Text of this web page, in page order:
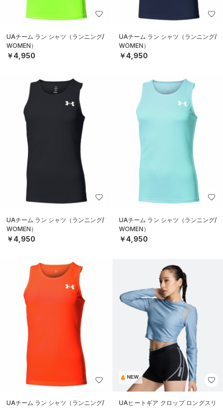
UAチーム ラン シャツ（ランニング/
WOMEN）
￥4,950
UAチーム ラン シャツ（ランニング/
WOMEN）
￥4,950
UAチーム ラン シャツ（ランニング/
WOMEN）
￥4,950
UAチーム ラン シャツ（ランニング/
WOMEN）
￥4,950
UAチーム ラン シャツ（ランニング/
NEW
UAヒートギア クロップ ロングスリ